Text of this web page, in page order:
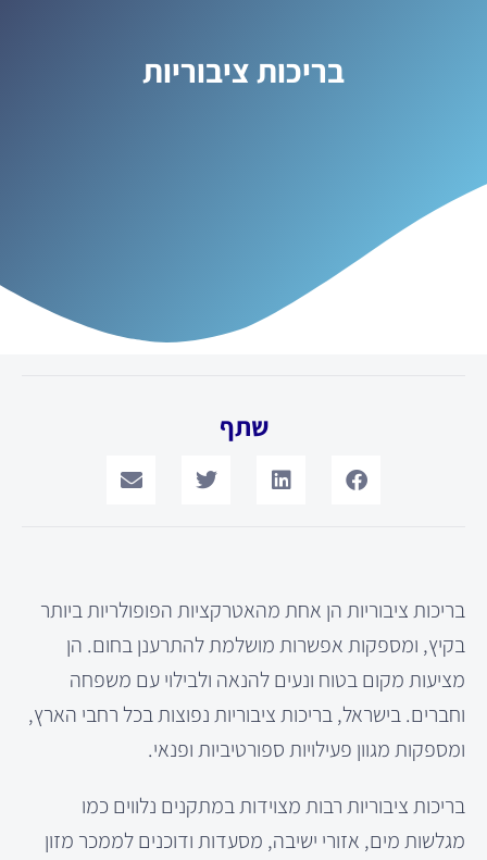
בריכות ציבוריות
שתף
בריכות ציבוריות הן אחת מהאטרקציות הפופולריות ביותר
בקיץ, ומספקות אפשרות מושלמת להתרענן בחום. הן
מציעות מקום בטוח ונעים להנאה ולבילוי עם משפחה
וחברים. בישראל, בריכות ציבוריות נפוצות בכל רחבי הארץ,
ומספקות מגוון פעילויות ספורטיביות ופנאי.
בריכות ציבוריות רבות מצוידות במתקנים נלווים כמו
מגלשות מים, אזורי ישיבה, מסעדות ודוכנים לממכר מזון